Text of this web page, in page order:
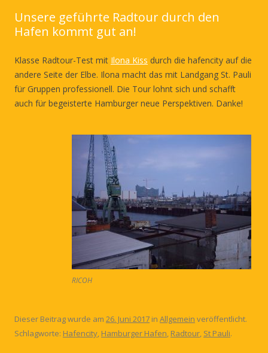
Unsere geführte Radtour durch den
Hafen kommt gut an!
Klasse Radtour-Test mit Ilona Kiss durch die hafencity auf die
andere Seite der Elbe. Ilona macht das mit Landgang St. Pauli
für Gruppen professionell. Die Tour lohnt sich und schafft
auch für begeisterte Hamburger neue Perspektiven. Danke!
RICOH
Dieser Beitrag wurde am 26. Juni 2017 in Allgemein veröffentlicht.
Schlagworte: Hafencity, Hamburger Hafen, Radtour, St Pauli.